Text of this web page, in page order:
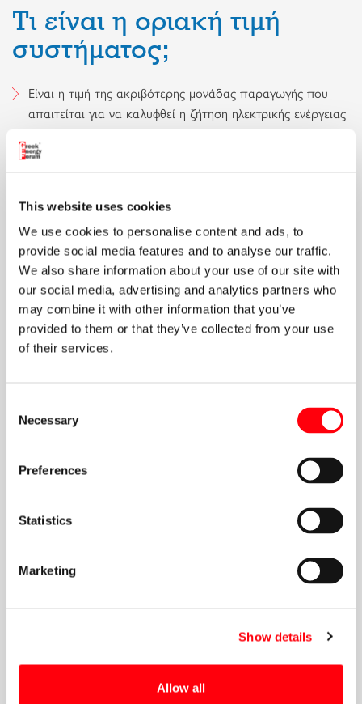
This website uses cookies
We use cookies to personalise content and ads, to
provide social media features and to analyse our traffic.
We also share information about your use of our site with
our social media, advertising and analytics partners who
may combine it with other information that you’ve
provided to them or that they’ve collected from your use
of their services.
Selection
Necessary
Preferences
Statistics
Marketing
Show details
Allow all
Τι είναι η οριακή τιμή
συστήματος;
Είναι η τιμή της ακριβότερης μονάδας παραγωγής που
απαιτείται για να καλυφθεί η ζήτηση ηλεκτρικής ενέργειας
Όλοι οι παραγωγοί που συμμετέχουν στην αγορά
παραγωγής τους.
Γιατί χρησιμοποιούμε την
ΟΤΣ;
Διασφαλίζει την ισορροπία της αγοράς– Οι
φθηνότερες μονάδες (ΑΠΕ, υδροηλεκτρικά, λιγνίτης)
συμμετέχουν στην αγορά με χαμηλότερες τιμές.
Αντικατοπτρίζει το πραγματικό κόστος του
ρεύματος
– Όταν η ζήτηση είναι υψηλή ή οι τιμές
και αντίστοιχα η τιμή χονδρικής.
χονδρική τιμή ρεύματος και επηρεάζει άμεσα τους